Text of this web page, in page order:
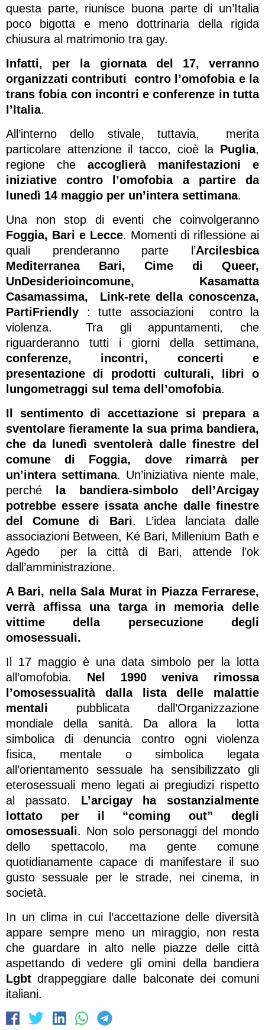
questa parte, riunisce buona parte di un’Italia
poco bigotta e meno dottrinaria della rigida
chiusura al matrimonio tra gay.
Infatti, per la giornata del 17, verranno
organizzati contributi contro l’omofobia e la
trans fobia con incontri e conferenze in tutta
l’Italia.
All’interno dello stivale, tuttavia, merita
particolare attenzione il tacco, cioè la Puglia,
regione che accoglierà manifestazioni e
iniziative contro l’omofobia a partire da
lunedì 14 maggio per un’intera settimana.
Una non stop di eventi che coinvolgeranno
Foggia, Bari e Lecce. Momenti di riflessione ai
quali prenderanno parte l’Arcilesbica
Mediterranea Bari, Cime di Queer,
UnDesiderioincomune, Kasamatta
Casamassima, Link-rete della conoscenza,
PartiFriendly : tutte associazioni contro la
violenza. Tra gli appuntamenti, che
riguarderanno tutti i giorni della settimana,
conferenze, incontri, concerti e
presentazione di prodotti culturali, libri o
lungometraggi sul tema dell’omofobia.
Il sentimento di accettazione si prepara a
sventolare fieramente la sua prima bandiera,
che da lunedì sventolerà dalle finestre del
comune di Foggia, dove rimarrà per
un’intera settimana. Un’iniziativa niente male,
perché
la bandiera-simbolo dell’Arcigay
potrebbe essere issata anche dalle finestre
del Comune di Bari. L’idea lanciata dalle
associazioni Between, Ké Bari, Millenium Bath e
Agedo per la città di Bari, attende l’ok
dall’amministrazione.
A Bari, nella Sala Murat in Piazza Ferrarese,
verrà affissa una targa in memoria delle
vittime della persecuzione degli
omosessuali.
Il 17 maggio è una data simbolo per la lotta
all’omofobia. Nel 1990 veniva rimossa
l’omosessualità dalla lista delle malattie
mentali pubblicata dall’Organizzazione
mondiale della sanità. Da allora la lotta
simbolica di denuncia contro ogni violenza
fisica, mentale o simbolica legata
all’orientamento sessuale ha sensibilizzato gli
eterosessuali meno legati ai pregiudizi rispetto
al passato. L’arcigay ha sostanzialmente
lottato per il “coming out” degli
omosessuali. Non solo personaggi del mondo
dello spettacolo, ma gente comune
quotidianamente capace di manifestare il suo
gusto sessuale per le strade, nei cinema, in
società.
In un clima in cui l’accettazione delle diversità
appare sempre meno un miraggio, non resta
che guardare in alto nelle piazze delle città
aspettando di vedere gli omini della bandiera
Lgbt drappeggiare dalle balconate dei comuni
italiani.